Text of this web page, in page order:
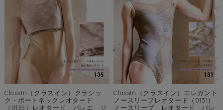
ClassIn（クラスイン）クラシッ
ク・ボートネックレオタード
（0135）レオタード バレエ ジ
ClassIn（クラスイン）エレガント
ノースリーブレオタード（0131）
ノースリーブ レオタード バレ